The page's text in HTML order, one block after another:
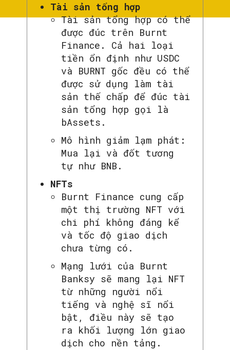
Tài sản tổng hợp
Tài sản tổng hợp có thể
được đúc trên Burnt
Finance. Cả hai loại
tiền ổn định như USDC
và BURNT gốc đều có thể
được sử dụng làm tài
sản thế chấp để đúc tài
sản tổng hợp gọi là
bAssets.
Mô hình giảm lạm phát:
Mua lại và đốt tương
tự như BNB.
NFTs
Burnt Finance cung cấp
một thị trường NFT với
chi phí không đáng kể
và tốc độ giao dịch
chưa từng có.
Mạng lưới của Burnt
Banksy sẽ mang lại NFT
từ những người nổi
tiếng và nghệ sĩ nổi
bật, điều này sẽ tạo
ra khối lượng lớn giao
dịch cho nền tảng.